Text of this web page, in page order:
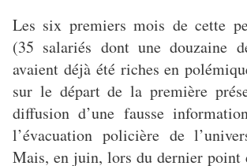
Les six premiers mois de cette
(35 salariés dont une douzaine
avaient déjà été riches en
sur le départ de la première
diffusion d’une fausse
l’évacuation policière de
Mais, en juin, lors du dernier point